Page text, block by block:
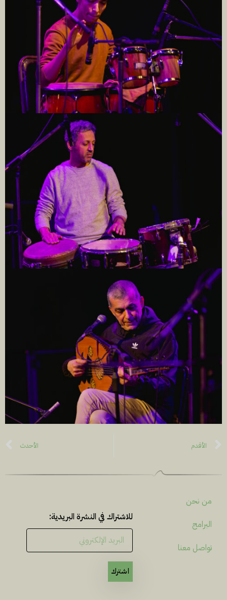
الأقدم الأحدث
من نحن
البرامج
تواصل معنا
للاشتراك في النشرة البريدية:
اشترك